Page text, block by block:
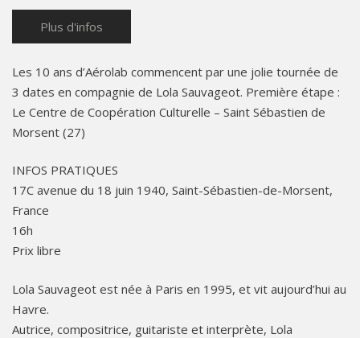
Plus d'infos
Les 10 ans d’Aérolab commencent par une jolie tournée de
3 dates en compagnie de Lola Sauvageot. Première étape :
Le Centre de Coopération Culturelle – Saint Sébastien de
Morsent (27)
INFOS PRATIQUES
17C avenue du 18 juin 1940, Saint-Sébastien-de-Morsent,
France
16h
Prix libre
Lola Sauvageot est née à Paris en 1995, et vit aujourd’hui au
Havre.
Autrice, compositrice, guitariste et interprète, Lola